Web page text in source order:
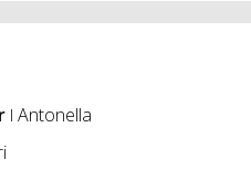
ǀ Antonella